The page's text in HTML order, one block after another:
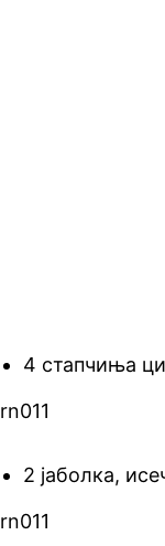
4 стапчиња
rn011
2 јаболка,
rn011